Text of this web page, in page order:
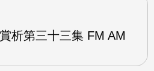
析第三十三集 FM AM